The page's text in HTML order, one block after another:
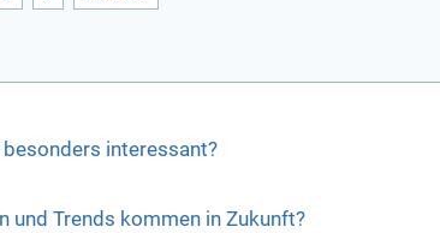
interessant?
und Trends kommen in Zukunft?